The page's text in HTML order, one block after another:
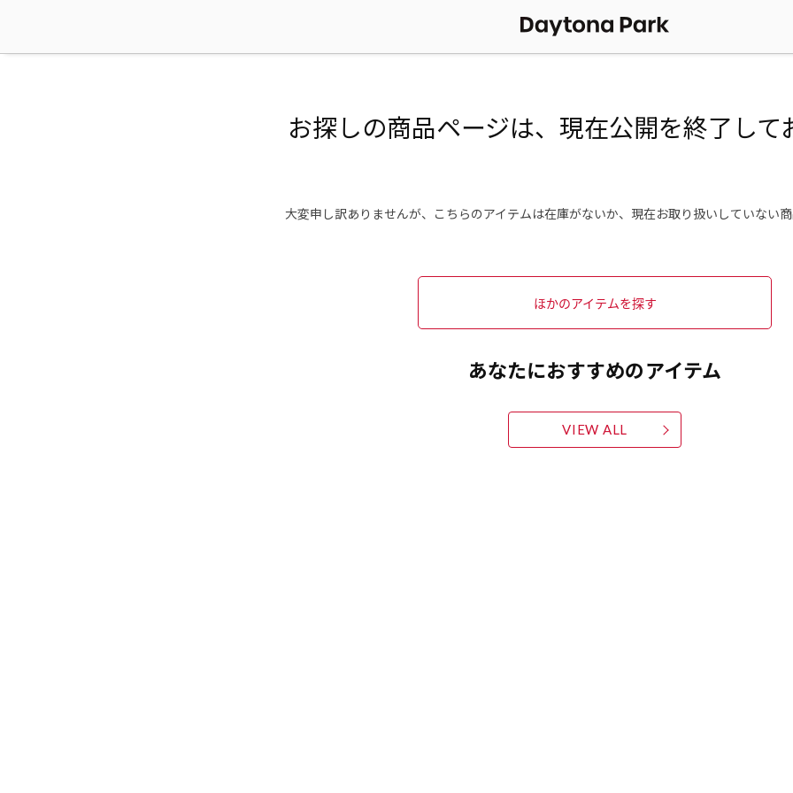
お探しの商品ページは、現在公開を終了して
大変申し訳ありませんが、こちらのアイテムは在庫がないか、現在お取り扱いしていない商
ほかのアイテムを探す
あなたにおすすめのアイテム
VIEW ALL